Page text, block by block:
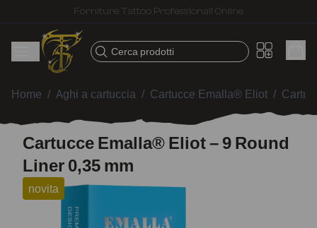
Spedizione veloce – Prodotti selezionati per tatuatori
Cerca prodotti
Home / Aghi a cartuccia / Cartucce Emalla® Eliot /
Cartucce Emalla® Eliot – 9 Round
Liner 0,35 mm
novita